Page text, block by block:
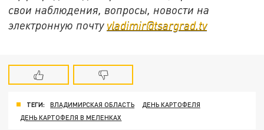
свои наблюдения, вопросы, новости на
электронную почту vladimir@tsargrad.tv
ТЕГИ: ВЛАДИМИРСКАЯ ОБЛАСТЬ
ДЕНЬ КАРТОФЕЛЯ
ДЕНЬ КАРТОФЕЛЯ В МЕЛЕНКАХ